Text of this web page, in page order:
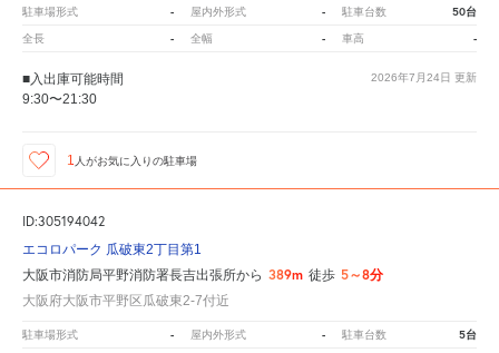
駐車場形式 - 屋内外形式 - 駐車台数 50台
全長 - 全幅 - 車高 -
2026年7月24日 更新
■入出庫可能時間
9:30〜21:30
1 人がお気に入りの駐車場
ID:305194042
エコロパーク 瓜破東2丁目第1
大阪市消防局平野消防署長吉出張所から 389m 徒歩 5～8分
大阪府大阪市平野区瓜破東2-7付近
駐車場形式 - 屋内外形式 - 駐車台数 5台